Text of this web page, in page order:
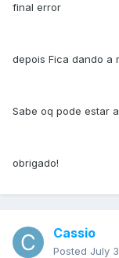
final error
depois Fica dando a
Sabe oq pode estar
obrigado!
Cassio
Posted July